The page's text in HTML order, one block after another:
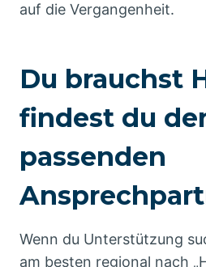
auf die Vergangenheit.
Du brauchst
findest du
passenden
Wenn du Unterstützung
am besten regional nach